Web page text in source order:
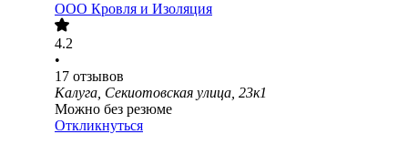
ООО Кровля и Изоляция
4.2
•
17 отзывов
Калуга, Секиотовская улица, 23к1
Можно без резюме
Откликнуться